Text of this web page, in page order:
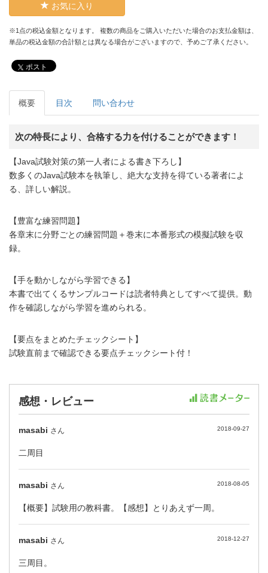
お気に入り
※1点の税込金額となります。 複数の商品をご購入いただいた場合のお支払金額は、
単品の税込金額の合計額とは異なる場合がございますので、予めご了承ください。
ポスト
概要 目次 問い合わせ
次の特長により、合格する力を付けることができます！
【Java試験対策の第一人者による書き下ろし】
数多くのJava試験本を執筆し、絶大な支持を得ている著者によ
る、詳しい解説。
【豊富な練習問題】
各章末に分野ごとの練習問題＋巻末に本番形式の模擬試験を収
録。
【手を動かしながら学習できる】
本書で出てくるサンプルコードは読者特典としてすべて提供。動
作を確認しながら学習を進められる。
【要点をまとめたチェックシート】
試験直前まで確認できる要点チェックシート付！
感想・レビュー
masabi さん 2018-09-27
二周目
masabi さん 2018-08-05
【概要】試験用の教科書。【感想】とりあえず一周。
masabi さん 2018-12-27
三周目。